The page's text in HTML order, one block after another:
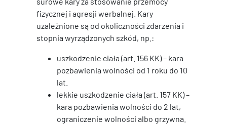
fizycznej i agresji werbalnej. Kary
uzależnione są od okoliczności zdarzenia i
stopnia wyrządzonych szkód, np.:
uszkodzenie ciała (art. 156 KK) – kara
pozbawienia wolności od 1 roku do 10
lat.
lekkie uszkodzenie ciała (art. 157 KK) –
kara pozbawienia wolności do 2 lat,
ograniczenie wolności albo grzywna.